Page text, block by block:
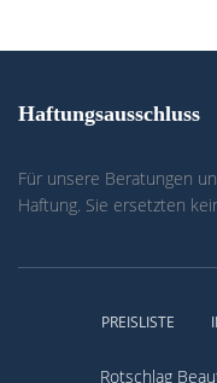
Haftungsausschluss
Für unsere Beratungen
Haftung. Sie ersetzten
PREISLISTE
Rotschlag